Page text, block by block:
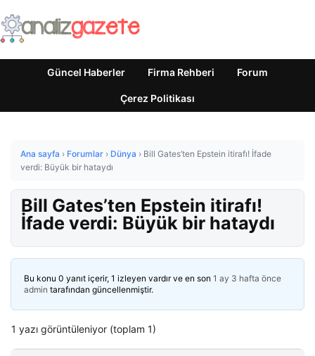
Güncel Haberler Firma Rehberi Forum
Çerez Politikası
Ana sayfa › Forumlar › Dünya › Bill Gates’ten Epstein itirafı! İfade
verdi: Büyük bir hataydı
Bill Gates’ten Epstein itirafı!
İfade verdi: Büyük bir hataydı
Bu konu 0 yanıt içerir, 1 izleyen vardır ve en son 1 ay 3 hafta önce
admin tarafından güncellenmiştir.
1 yazı görüntüleniyor (toplam 1)